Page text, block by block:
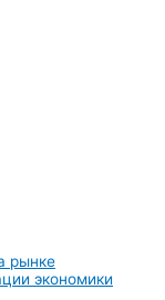
рынке
экономики